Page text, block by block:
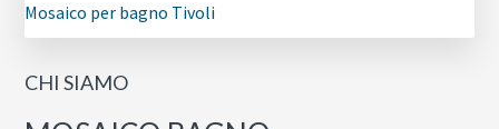
Mosaico per bagno Tivoli
CHI SIAMO